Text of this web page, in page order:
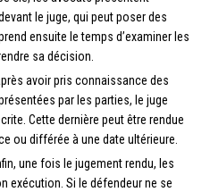
le juge, qui peut poser des
ensuite le temps d’examiner les
sa décision.
avoir pris connaissance des
par les parties, le juge
Cette dernière peut être rendue
ou différée à une date ultérieure.
une fois le jugement rendu, les
exécution. Si le défendeur ne se